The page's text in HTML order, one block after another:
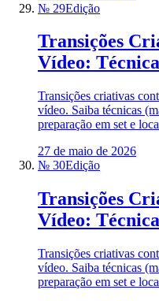
№ 29Edição
Transições
Vídeo:
Transições criativas
vídeo. Saiba técnicas
preparação em set e
27 de maio de 2026
№ 30Edição
Transições
Vídeo:
Transições criativas
vídeo. Saiba técnicas
preparação em set e